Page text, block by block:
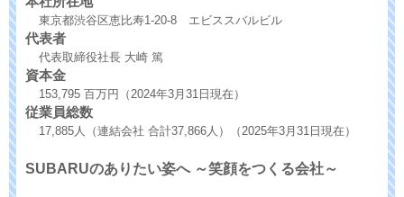
東京都渋谷区恵比寿1-20-8 エビススバルビル
代表者
代表取締役社長 大崎 篤
資本金
153,795 百万円（2024年3月31日現在）
従業員総数
17,885人（連結会社 合計37,866人）（2025年3月31日現在）
SUBARUのありたい姿へ ～笑顔をつくる会社～